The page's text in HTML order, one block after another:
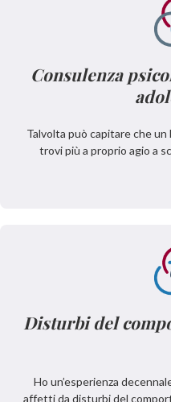
Consulenza
Talvolta può capitare che
trovi più a proprio agio a
Disturbi del
Ho un’esperienza
affetti da disturbi del